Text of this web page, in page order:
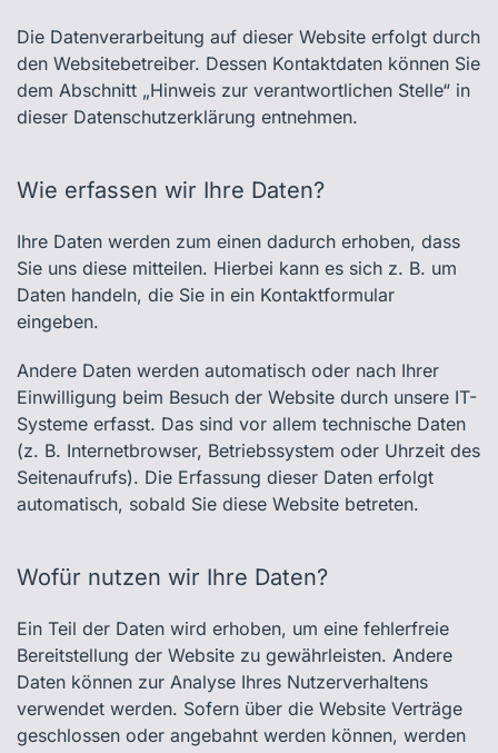
Die Datenverarbeitung auf dieser Website erfolgt durch
den Websitebetreiber. Dessen Kontaktdaten können Sie
dem Abschnitt „Hinweis zur verantwortlichen Stelle“ in
dieser Datenschutzerklärung entnehmen.
Wie erfassen wir Ihre Daten?
Ihre Daten werden zum einen dadurch erhoben, dass
Sie uns diese mitteilen. Hierbei kann es sich z. B. um
Daten handeln, die Sie in ein Kontaktformular
eingeben.
Andere Daten werden automatisch oder nach Ihrer
Einwilligung beim Besuch der Website durch unsere IT-
Systeme erfasst. Das sind vor allem technische Daten
(z. B. Internetbrowser, Betriebssystem oder Uhrzeit des
Seitenaufrufs). Die Erfassung dieser Daten erfolgt
automatisch, sobald Sie diese Website betreten.
Wofür nutzen wir Ihre Daten?
Ein Teil der Daten wird erhoben, um eine fehlerfreie
Bereitstellung der Website zu gewährleisten. Andere
Daten können zur Analyse Ihres Nutzerverhaltens
verwendet werden. Sofern über die Website Verträge
geschlossen oder angebahnt werden können, werden